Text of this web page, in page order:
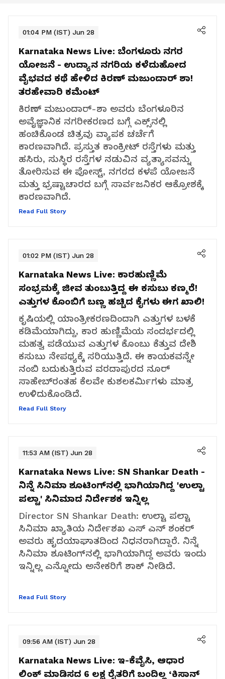
01:04 PM (IST) Jun 28
Karnataka News Live: ಬೆಂಗಳೂರು ನಗರ
ಯೋಜನೆ - ಉದ್ಯಾನ ನಗರಿಯ ಕಳೆದುಹೋದ
ವೈಭವದ ಕಥೆ ಹೇಳಿದ ಕಿರಣ್ ಮಜುಂದಾರ್ ಶಾ!
ತರಹೇವಾರಿ ಕಮೆಂಟ್‌
ಕಿರಣ್ ಮಜುಂದಾರ್-ಶಾ ಅವರು ಬೆಂಗಳೂರಿನ
ಅವೈಜ್ಞಾನಿಕ ನಗರೀಕರಣದ ಬಗ್ಗೆ ಎಕ್ಸ್‌ನಲ್ಲಿ
ಹಂಚಿಕೊಂಡ ಚಿತ್ರವು ವ್ಯಾಪಕ ಚರ್ಚೆಗೆ
ಕಾರಣವಾಗಿದೆ. ಪ್ರಸ್ತುತ ಕಾಂಕ್ರೀಟ್ ರಸ್ತೆಗಳು ಮತ್ತು
ಹಸಿರು, ಸುಸ್ಥಿರ ರಸ್ತೆಗಳ ನಡುವಿನ ವ್ಯತ್ಯಾಸವನ್ನು
ತೋರಿಸುವ ಈ ಪೋಸ್ಟ್, ನಗರದ ಕಳಪೆ ಯೋಜನೆ
ಮತ್ತು ಭ್ರಷ್ಟಾಚಾರದ ಬಗ್ಗೆ ಸಾರ್ವಜನಿಕರ ಆಕ್ರೋಶಕ್ಕೆ
ಕಾರಣವಾಗಿದೆ.
Read Full Story
01:02 PM (IST) Jun 28
Karnataka News Live: ಕಾರಹುಣ್ಣಿಮೆ
ಸಂಭ್ರಮಕ್ಕೆ ಜೀವ ತುಂಬುತ್ತಿದ್ದ ಈ ಕಸುಬು ಕಣ್ಮರೆ!
ಎತ್ತುಗಳ ಕೊಂಬಿಗೆ ಬಣ್ಣ ಹಚ್ಚಿದ ಕೈಗಳು ಈಗ ಖಾಲಿ!
ಕೃಷಿಯಲ್ಲಿ ಯಾಂತ್ರೀಕರಣದಿಂದಾಗಿ ಎತ್ತುಗಳ ಬಳಕೆ
ಕಡಿಮೆಯಾಗಿದ್ದು, ಕಾರ ಹುಣ್ಣಿಮೆಯ ಸಂದರ್ಭದಲ್ಲಿ
ಮಹತ್ವ ಪಡೆಯುವ ಎತ್ತುಗಳ ಕೊಂಬು ಕೆತ್ತುವ ದೇಶಿ
ಕಸುಬು ನೇಪಥ್ಯಕ್ಕೆ ಸರಿಯುತ್ತಿದೆ. ಈ ಕಾಯಕವನ್ನೇ
ನಂಬಿ ಬದುಕುತ್ತಿರುವ ವರದಾಪುರದ ನೂರ್‌
ಸಾಹೇಬ್‌ರಂತಹ ಕೆಲವೇ ಕುಶಲಕರ್ಮಿಗಳು ಮಾತ್ರ
ಉಳಿದುಕೊಂಡಿದೆ.
Read Full Story
11:53 AM (IST) Jun 28
Karnataka News Live: SN Shankar Death -
ನಿನ್ನೆ ಸಿನಿಮಾ ಶೂಟಿಂಗ್‌ನಲ್ಲಿ ಭಾಗಿಯಾಗಿದ್ದ 'ಉಲ್ಟಾ
ಪಲ್ಟಾ' ಸಿನಿಮಾದ ನಿರ್ದೇಶಕ ಇನ್ನಿಲ್ಲ
Director SN Shankar Death: ಉಲ್ಟಾ ಪಲ್ಟಾ
ಸಿನಿಮಾ ಖ್ಯಾತಿಯ ನಿರ್ದೇಶಖ ಎಸ್‌ ಎನ್‌ ಶಂಕರ್‌
ಅವರು ಹೃದಯಾಘಾತದಿಂದ ನಿಧನರಾಗಿದ್ದಾರೆ. ನಿನ್ನೆ
ಸಿನಿಮಾ ಶೂಟಿಂಗ್‌ನಲ್ಲಿ ಭಾಗಿಯಾಗಿದ್ದ ಅವರು ಇಂದು
ಇನ್ನಿಲ್ಲ ಎನ್ನೋದು ಅನೇಕರಿಗೆ ಶಾಕ್‌ ನೀಡಿದೆ.
Read Full Story
09:56 AM (IST) Jun 28
Karnataka News Live: ಇ-ಕೆವೈಸಿ, ಆಧಾರ
ಲಿಂಕ್ ಮಾಡಿಸದ 6 ಲಕ್ಷ ರೈತರಿಗೆ ಬಂದಿಲ್ಲ ‘ಕಿಸಾನ್‌